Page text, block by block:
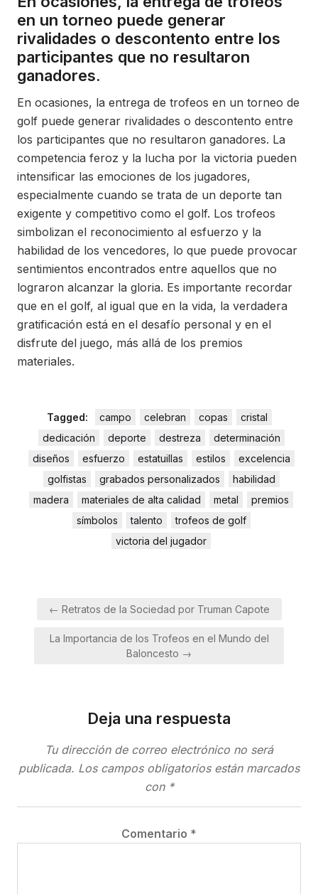
en un torneo puede generar
rivalidades o descontento entre los
participantes que no resultaron
ganadores.
En ocasiones, la entrega de trofeos en un torneo de
golf puede generar rivalidades o descontento entre
los participantes que no resultaron ganadores. La
competencia feroz y la lucha por la victoria pueden
intensificar las emociones de los jugadores,
especialmente cuando se trata de un deporte tan
exigente y competitivo como el golf. Los trofeos
simbolizan el reconocimiento al esfuerzo y la
habilidad de los vencedores, lo que puede provocar
sentimientos encontrados entre aquellos que no
lograron alcanzar la gloria. Es importante recordar
que en el golf, al igual que en la vida, la verdadera
gratificación está en el desafío personal y en el
disfrute del juego, más allá de los premios
materiales.
Tagged: campo celebran copas
cristal
dedicación
deporte destreza
determinación
diseños
esfuerzo estatuillas estilos
excelencia
golfistas
grabados personalizados
habilidad
madera
materiales de alta calidad metal
premios
símbolos
talento
trofeos de golf
victoria del jugador
Navegación
entradas
← Retratos de la Sociedad por Truman Capote
La Importancia de los Trofeos en el Mundo del
Baloncesto →
Deja una respuesta
Tu dirección de correo electrónico no será
publicada. Los campos obligatorios están marcados
con *
Comentario *